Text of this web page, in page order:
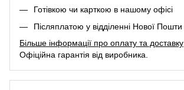
Готівкою чи карткою в нашому офісі
Післяплатою у відділенні Нової Пошти
Більше інформації про оплату та доставку
Офіційна гарантія від виробника.